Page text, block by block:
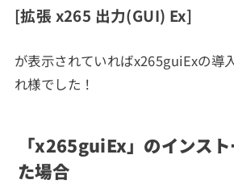
[拡張 x265 出力(GUI) Ex]
が表示されていればx265guiExの導
れ様でした！
「x265guiEx」のインス
た場合